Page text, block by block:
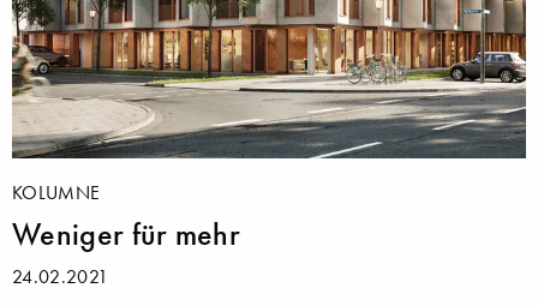
KOLUMNE
Weniger für mehr
24.02.2021